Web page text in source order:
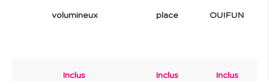
volumineux place OUIFUN
Inclus Inclus Inclus